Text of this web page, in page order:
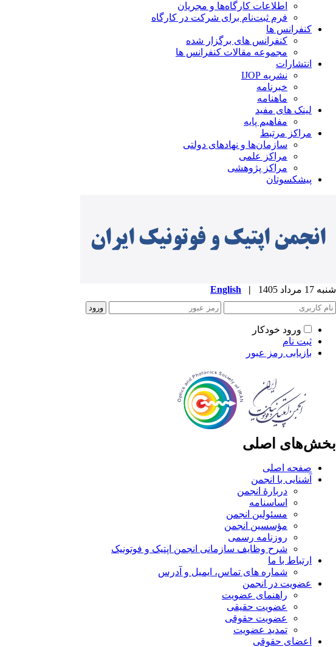
اطلاعات کارگاه‌ها و مجریان
فرم ثبت‌نام برای شرکت در کارگاه
کنفرانس ها
کنفرانس های برگزار شده
مجموعه مقالات کنفرانس ها
انتشارات
نشریه IJOP
خبرنامه
ماهنامه
لینک های مفید
مفاهیم پایه
مراکز مرتبط
سازمان‌ها و نهادهای دولتی
مراکز علمی
مراکز پژوهشی
پیشکسوتان
شنبه 17 مرداد 1405 |
English
ورود خودکار
ثبت نام
بازیابی رمز عبور
بخش‌های اصلی
صفحه اصلی
آشنایی با انجمن
دربارۀ انجمن
اساسنامه
مسئولین انجمن
مؤسسین انجمن
روزنامه رسمی
شرح وظایف سازمانی انجمن اپتیک و فوتونیک
ارتباط با ما
شماره های تماس، ایمیل و آدرس
عضویت در انجمن
راهنمای عضویت
عضویت حقیقی
عضویت حقوقی
تمدید عضویت
اعضای حقوقی